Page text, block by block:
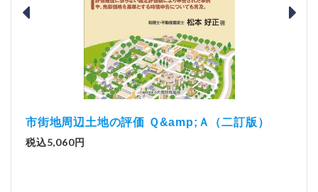
土地の評価 Ｑ&amp;Ａ（二訂版）
解説とQ&amp;A